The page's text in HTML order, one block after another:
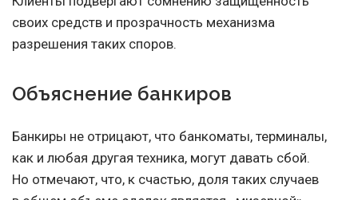
своих средств и прозрачность механизма
разрешения таких споров.
Объяснение банкиров
Банкиры не отрицают, что банкоматы, терминалы,
как и любая другая техника, могут давать сбой.
Но отмечают, что, к счастью, доля таких случаев